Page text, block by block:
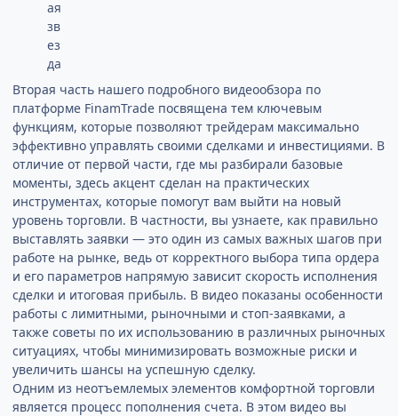
Вторая часть нашего подробного видеообзора по
платформе FinamTrade посвящена тем ключевым
функциям, которые позволяют трейдерам максимально
эффективно управлять своими сделками и инвестициями. В
отличие от первой части, где мы разбирали базовые
моменты, здесь акцент сделан на практических
инструментах, которые помогут вам выйти на новый
уровень торговли. В частности, вы узнаете, как правильно
выставлять заявки — это один из самых важных шагов при
работе на рынке, ведь от корректного выбора типа ордера
и его параметров напрямую зависит скорость исполнения
сделки и итоговая прибыль. В видео показаны особенности
работы с лимитными, рыночными и стоп-заявками, а
также советы по их использованию в различных рыночных
ситуациях, чтобы минимизировать возможные риски и
увеличить шансы на успешную сделку.
Одним из неотъемлемых элементов комфортной торговли
является процесс пополнения счета. В этом видео вы